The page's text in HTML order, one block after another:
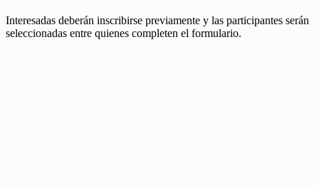
Interesadas deberán inscribirse previamente y las participantes serán
seleccionadas entre quienes completen el formulario.